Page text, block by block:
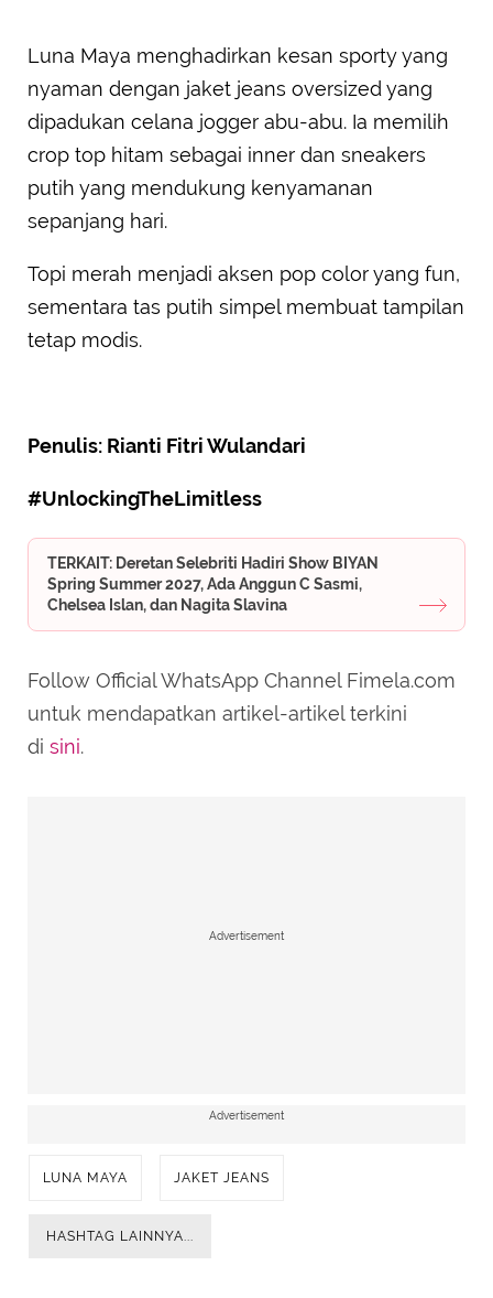
Luna Maya menghadirkan kesan sporty yang
nyaman dengan jaket jeans oversized yang
dipadukan celana jogger abu-abu. Ia memilih
crop top hitam sebagai inner dan sneakers
putih yang mendukung kenyamanan
sepanjang hari.
Topi merah menjadi aksen pop color yang fun,
sementara tas putih simpel membuat tampilan
tetap modis.
Penulis: Rianti Fitri Wulandari
#UnlockingTheLimitless
TERKAIT: Deretan Selebriti Hadiri Show BIYAN
Spring Summer 2027, Ada Anggun C Sasmi,
Chelsea Islan, dan Nagita Slavina
Follow Official WhatsApp Channel Fimela.com
untuk mendapatkan artikel-artikel terkini
di sini.
Advertisement
Advertisement
LUNA MAYA JAKET JEANS
HASHTAG LAINNYA...